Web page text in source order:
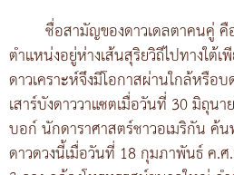
ชื่อสามัญของดาวเดลตาคนคู่
ตำแหน่งอยู่ห่างเส้นสุริยวิถีไปทางใต้
ดาวเคราะห์จึงมีโอกาสผ่านใกล้หรือ
เสาร์บังดาววาแซตเมื่อวันที่ 30 มิถุน
บอก์ นักดาราศาสตร์ชาวอเมริกัน ค้
ดาวดวงนี้เมื่อวันที่ 18 กุมภาพันธ์ ค.